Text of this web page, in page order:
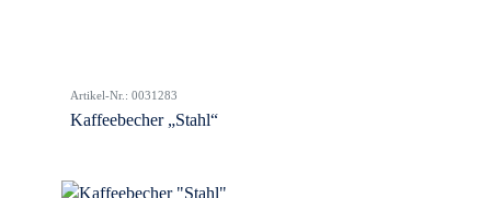
Artikel-Nr.: 0031283
Kaffeebecher „Stahl“